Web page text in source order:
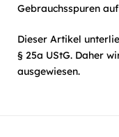
Gebrauchsspuren
Dieser Artikel
§ 25a UStG. Daher
ausgewiesen.